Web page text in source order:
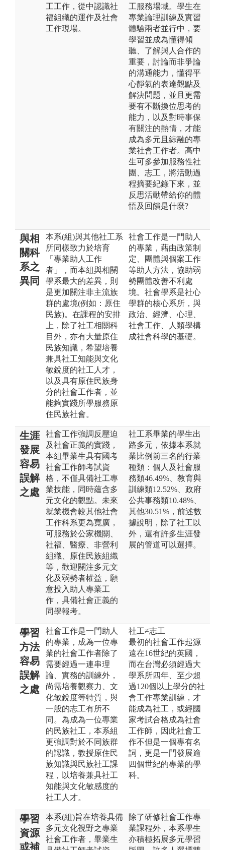
工工作，從中認識社
福組織的運作及社會
工作現場。
工服務場域。學生在
專業論理訓練及實習
體驗兩者並行中，要
學習並成為懂得傾
聽、了解與人合作的
重要，討論而非爭論
的溝通能力，懂得平
心靜氣的表達觀點及
解決問題，並且更需
要有不斷換位思考的
能力，以及對時事保
有關注的熱情，才能
成為多元且綜融的專
業社會工作者。高中
生可多參加服務性社
團、志工，將活動過
程摘要紀錄下來，並
反思活動帶給你的體
悟及回饋是什麼?
與相
關科
系之
異同
本系(組)與其他社工系
所同樣致力於培育
「專業助人工作
者」，而本組與相關
學系最大的差異，則
是更加關注非主流族
群的處境(例如：原住
民族)。在課程的安排
上，除了社工相關科
目外，亦有大量原住
民族知識，希望培養
兼具社工知能與文化
敏銳度的社工人才，
以及具有原住民族身
分的社會工作者，並
能夠實踐所學服務原
住民族社會。
社會工作是一門助人
的專業，藉由政策制
定、團體與個案工作
等助人方法，協助弱
勢團體改善不利處
境。社會學系是社心
學群的核心系所，與
政治、經濟、心理、
社會工作、人類學構
成社會科學的基礎。
生涯
發展
容易
誤解
之處
社會工作強調反壓迫
及社會正義的實踐，
本組畢業生具有國考
社會工作師考試資
格，不僅具備社工專
業技能，同時蘊含多
元文化的觀點。未來
就業機會較其他社會
工作科系更為寬廣，
可服務於公家機關、
社福、醫療、非營利
組織、原住民族組織
等，歡迎關注多元文
化及弱勢者權益，願
意投入助人專業工
作，具備社會正義的
同學報考。
社工系畢業的學生出
路多元，依據本系就
業比例前三名的行業
種類：個人及社會服
務類46.49%、教育與
訓練類12.52%、政府
公共事務類10.48%、
其他30.51%，前述數
據說明，除了社工以
外，還有許多生涯發
展的管道可以選擇。
學習
方法
容易
誤解
之處
社會工作是一門助人
的專業，成為一位專
業的社會工作者除了
需要經過一連串理
論、實務的訓練外，
尚需培養觀察力、文
化敏銳度等特質，與
一般的志工有所不
同。為成為一位專業
的民族社工，本系組
更強調對於不同族群
的認識，教授原住民
族知識與民族社工課
程，以培養兼具社工
知能與文化敏感度的
社工人才。
社工≠志工
最初的社會工作起源
遠在16世紀的英國，
而在台灣必須經過大
學系所四年、至少超
過120個以上學分的社
會工作專業訓練，才
能成為社工，或經國
家考試合格成為社會
工作師，因此社會工
作不但是一個專有名
詞，更是一門發展逾
四個世紀的專業的學
科。
學習
資源
或補
本系(組)旨在培養具備
多元文化視野之專業
社會工作者，畢業生
除了研修社會工作專
業課程外，本系學生
亦積極拓展多元學習